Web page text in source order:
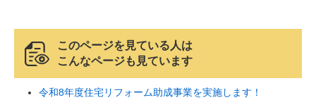
このページを見ている人は
こんなページも見ています
令和8年度住宅リフォーム助成事業を実施します！